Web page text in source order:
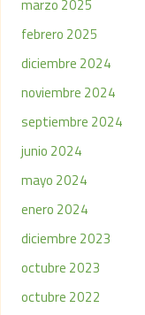
marzo 2025
febrero 2025
diciembre 2024
noviembre 2024
septiembre 2024
junio 2024
mayo 2024
enero 2024
diciembre 2023
octubre 2023
octubre 2022